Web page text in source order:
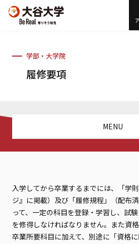
学部・大学院
履修要項
MENU
入学してから卒業するまでには、「学
ジ』に掲載）及び「履修規程」（配布
って、一定の科目を登録・学習し、試
を修得しなければなりません。また資
卒業所要科目に加えて、別途に「資格